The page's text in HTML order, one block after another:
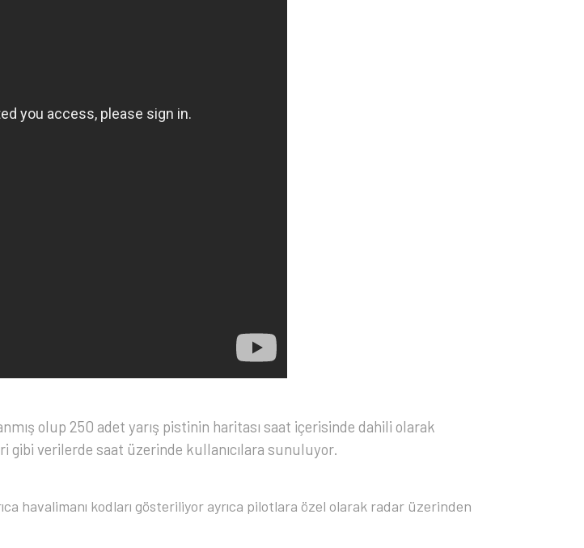
olup 250 adet yarış pistinin haritası saat içerisinde dahili olarak
gibi verilerde saat üzerinde kullanıcılara sunuluyor.
havalimanı kodları gösteriliyor ayrıca pilotlara özel olarak radar üzerinden